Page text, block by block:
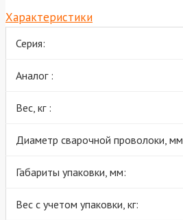
Характеристики
Серия:
Аналог :
Вес, кг :
Диаметр сварочной проволоки,
Габариты упаковки, мм:
Вес с учетом упаковки, кг: